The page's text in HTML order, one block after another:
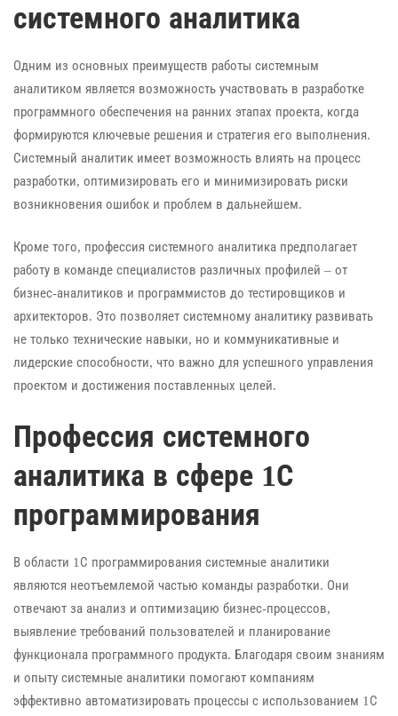
системного аналитика
Одним из основных преимуществ работы системным
аналитиком является возможность участвовать в разработке
программного обеспечения на ранних этапах проекта, когда
формируются ключевые решения и стратегия его выполнения.
Системный аналитик имеет возможность влиять на процесс
разработки, оптимизировать его и минимизировать риски
возникновения ошибок и проблем в дальнейшем.
Кроме того, профессия системного аналитика предполагает
работу в команде специалистов различных профилей – от
бизнес-аналитиков и программистов до тестировщиков и
архитекторов. Это позволяет системному аналитику развивать
не только технические навыки, но и коммуникативные и
лидерские способности, что важно для успешного управления
проектом и достижения поставленных целей.
Профессия системного
аналитика в сфере 1С
программирования
В области 1С программирования системные аналитики
являются неотъемлемой частью команды разработки. Они
отвечают за анализ и оптимизацию бизнес-процессов,
выявление требований пользователей и планирование
функционала программного продукта. Благодаря своим знаниям
и опыту системные аналитики помогают компаниям
эффективно автоматизировать процессы с использованием 1С